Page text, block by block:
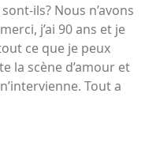
ils? Nous n’avons
j’ai 90 ans et je
ce que je peux
la scène d’amour et
Tout a